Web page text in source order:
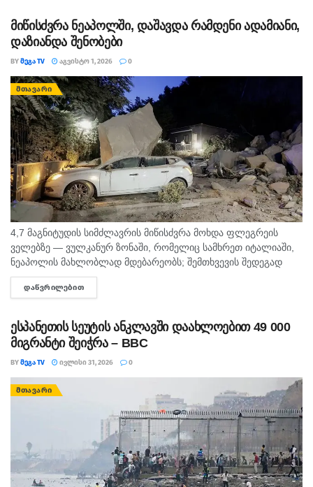
მიწისძვრა ნეაპოლში, დაშავდა რამდენი ადამიანი,
დაზიანდა შენობები
BYᲛᲔᲒᲐ TV ᲐᲒᲕᲘᲡᲢᲝ 1, 2026 0
ᲛᲗᲐᲕᲐᲠᲘ
4,7 მაგნიტუდის სიმძლავრის მიწისძვრა მოხდა ფლეგრეის
ველებზე — ვულკანურ ზონაში, რომელიც სამხრეთ იტალიაში,
ნეაპოლის მახლობლად მდებარეობს; შემთხვევის შედეგად
დაშავდა ოთხი ადამიანი, დაზიანდა შენობები და ეკლესიები.
იტალიის გეოფიზიკისა და ვულკანოლოგიის ეროვნულმა...
ᲓᲐᲬᲕᲠᲘᲚᲔᲑᲘᲗ
ესპანეთის სეუტის ანკლავში დაახლოებით 49 000
მიგრანტი შეიჭრა – BBC
BYᲛᲔᲒᲐ TV ᲘᲕᲚᲘᲡᲘ 31, 2026 0
ᲛᲗᲐᲕᲐᲠᲘ